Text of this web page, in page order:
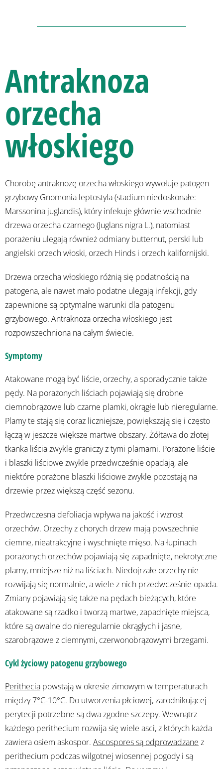
Antraknoza
orzecha
włoskiego
Chorobę antraknozę orzecha włoskiego wywołuje patogen
grzybowy Gnomonia leptostyla (stadium niedoskonałe:
Marssonina juglandis), który infekuje głównie wschodnie
drzewa orzecha czarnego (Juglans nigra L.), natomiast
porażeniu ulegają również odmiany butternut, perski lub
angielski orzech włoski, orzech Hinds i orzech kalifornijski.
Drzewa orzecha włoskiego różnią się podatnością na
patogena, ale nawet mało podatne ulegają infekcji, gdy
zapewnione są optymalne warunki dla patogenu
grzybowego. Antraknoza orzecha włoskiego jest
rozpowszechniona na całym świecie.
Symptomy
Atakowane mogą być liście, orzechy, a sporadycznie także
pędy. Na porażonych liściach pojawiają się drobne
ciemnobrązowe lub czarne plamki, okrągłe lub nieregularne.
Plamy te stają się coraz liczniejsze, powiększają się i często
łączą w jeszcze większe martwe obszary. Żółtawa do złotej
tkanka liścia zwykle graniczy z tymi plamami. Porażone liście
i blaszki liściowe zwykle przedwcześnie opadają, ale
niektóre porażone blaszki liściowe zwykle pozostają na
drzewie przez większą część sezonu.
Przedwczesna defoliacja wpływa na jakość i wzrost
orzechów. Orzechy z chorych drzew mają powszechnie
ciemne, nieatrakcyjne i wyschnięte mięso. Na łupinach
porażonych orzechów pojawiają się zapadnięte, nekrotyczne
plamy, mniejsze niż na liściach. Niedojrzałe orzechy nie
rozwijają się normalnie, a wiele z nich przedwcześnie opada.
Zmiany pojawiają się także na pędach bieżących, które
atakowane są rzadko i tworzą martwe, zapadnięte miejsca,
które są owalne do nieregularnie okrągłych i jasne,
szarobrązowe z ciemnymi, czerwonobrązowymi brzegami.
Cykl życiowy patogenu grzybowego
Perithecia powstają w okresie zimowym w temperaturach
między 7°C-10°C. Do utworzenia płciowej, zarodnikującej
perytecji potrzebne są dwa zgodne szczepy. Wewnątrz
każdego perithecium rozwija się wiele asci, z których każda
zawiera osiem askospor. Ascospores są odprowadzane z
perithecium podczas wilgotnej wiosennej pogody i są